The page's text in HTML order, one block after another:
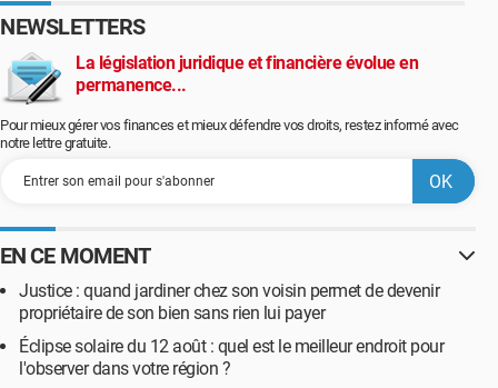
NEWSLETTERS
La législation juridique et financière évolue en
permanence...
Pour mieux gérer vos finances et mieux défendre vos droits, restez informé avec
notre lettre gratuite.
EN CE MOMENT
Justice : quand jardiner chez son voisin permet de devenir
propriétaire de son bien sans rien lui payer
Éclipse solaire du 12 août : quel est le meilleur endroit pour
l'observer dans votre région ?